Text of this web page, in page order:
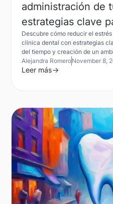
administración de
estrategias clave
Descubre cómo reducir el
clínica dental con estrategias
del tiempo y creación de un
Alejandra RomeroNovember 8,
Leer más